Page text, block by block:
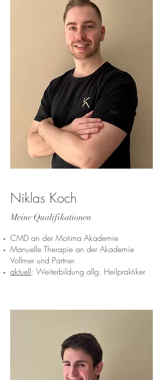
Niklas Koch
Meine Qualifikationen
CMD an der Motima Akademie
Manuelle Therapie an der Akademie
Vollmer und Partner
aktuell: Weiterbildung allg. Heilpraktiker